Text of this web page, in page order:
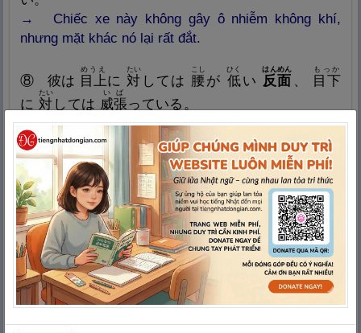
bầu trờikhái, khí phách
Nghĩa: Cách thức, quy cách,
→ Chiếc xe này không gây ô nhiễm không khí,
nhưng mặt khác nó lại rất đắt.
⑧ 彼
Nghĩa: Bên kia, kẻ khác, đối
は 目 上
Nghĩa: Trên, phía trên, đưa lên,
めうえ
に 対
たい
しては 腰
こし
が 低
ひく
い 反面
はんめん
、 目 下
Nghĩa: Phía dưới, bên dưới, hạ
もっか
に 対
たい
しては 威張
いば
っている。
→Anh ta đối với cấp trên thì rất nhún nhường,
nhưng ngược lại với cấp trước thì lại vênh váo.
⑨ ノートパソコンは 手軽
てがる
である 反面、 壊れやす
い。
→Máy tính xách tay thì dễ mang đi, nhưng ngược
lại nó dễ vỡ.
⑩科学
かがく
の 発達
はったつ
は 人間
にんげん
の 生 活
せいかつ
で 豊
ゆた
かにす
る 反面
はんめん
、 環境
かんきょう
を 汚
よご
し、 素朴
そぼく
な 人間らしさを 失
わせることになるのではないか。